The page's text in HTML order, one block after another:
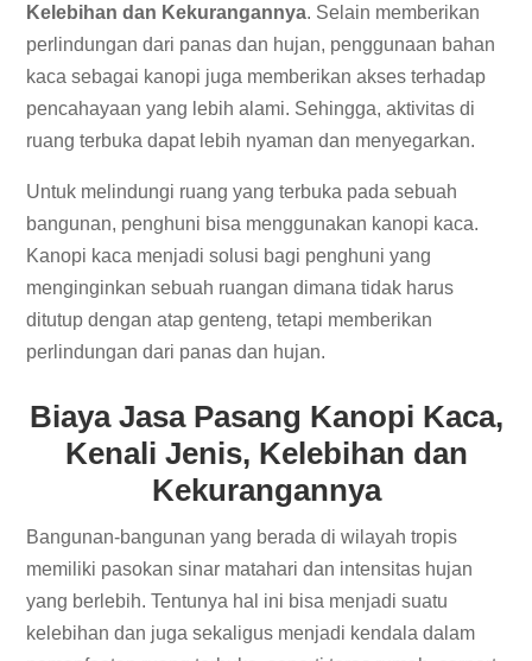
Kelebihan dan Kekurangannya. Selain memberikan
perlindungan dari panas dan hujan, penggunaan bahan
kaca sebagai kanopi juga memberikan akses terhadap
pencahayaan yang lebih alami. Sehingga, aktivitas di
ruang terbuka dapat lebih nyaman dan menyegarkan.
Untuk melindungi ruang yang terbuka pada sebuah
bangunan, penghuni bisa menggunakan kanopi kaca.
Kanopi kaca menjadi solusi bagi penghuni yang
menginginkan sebuah ruangan dimana tidak harus
ditutup dengan atap genteng, tetapi memberikan
perlindungan dari panas dan hujan.
Biaya Jasa Pasang Kanopi Kaca,
Kenali Jenis, Kelebihan dan
Kekurangannya
Bangunan-bangunan yang berada di wilayah tropis
memiliki pasokan sinar matahari dan intensitas hujan
yang berlebih. Tentunya hal ini bisa menjadi suatu
kelebihan dan juga sekaligus menjadi kendala dalam